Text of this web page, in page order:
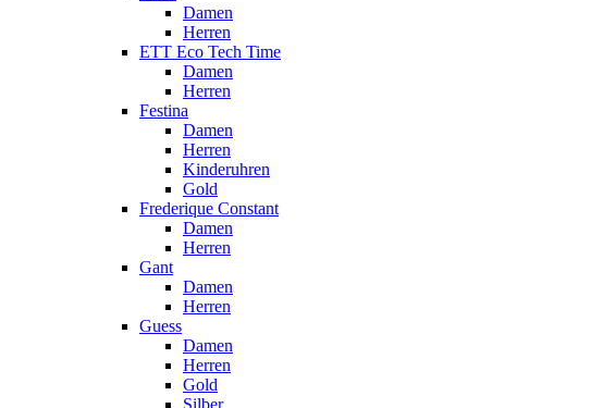
Damen
Herren
ETT Eco Tech Time
Damen
Herren
Festina
Damen
Herren
Kinderuhren
Gold
Frederique Constant
Damen
Herren
Gant
Damen
Herren
Guess
Damen
Herren
Gold
Silber